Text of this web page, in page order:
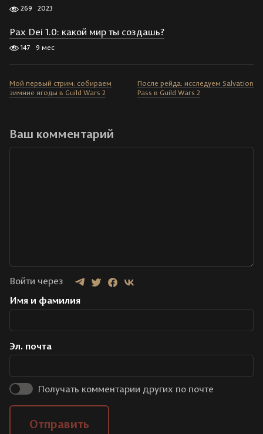
269 2023
Pax Dei 1.0: какой мир ты создашь?
147 9 мес
Мой первый стрим: собираем
зимние ягоды в Guild Wars 2
После рейда: исследуем Salvation
Pass в Guild Wars 2
Ваш комментарий
Войти через
Имя и фамилия
Эл. почта
Получать комментарии других по почте
Отправить